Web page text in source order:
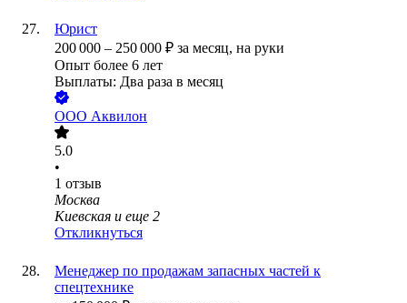
Юрист
200 000 – 250 000 ₽ за месяц, на руки
Опыт более 6 лет
Выплаты: Два раза в месяц
ООО Аквилон
5.0
•
1 отзыв
Москва
Киевская и еще 2
Откликнуться
Менеджер по продажам запасных частей к
спецтехнике